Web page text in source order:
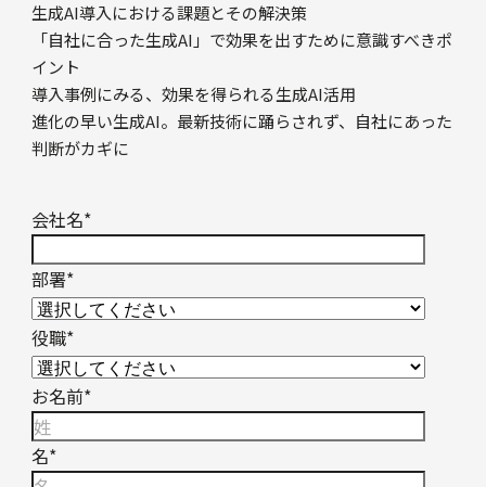
生成AI導入における課題とその解決策
「自社に合った生成AI」で効果を出すために意識すべきポ
イント
導入事例にみる、効果を得られる生成AI活用
進化の早い生成AI。最新技術に踊らされず、自社にあった
判断がカギに
会社名*
部署*
役職*
お名前*
名*